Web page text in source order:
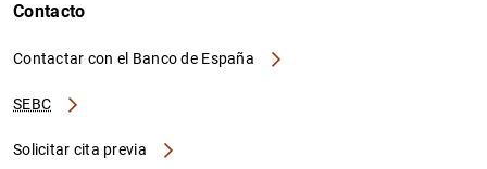
Contacto
Contactar con el Banco de España
SEBC
Solicitar cita previa